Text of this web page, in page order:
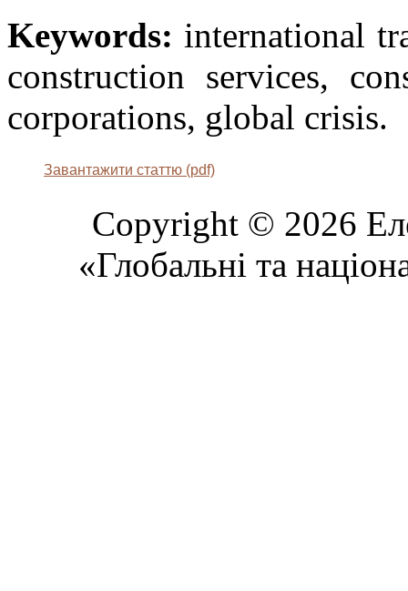
Keywords: international
construction services,
corporations, global crisis.
Завантажити статтю (pdf)
Copyright © 2026
«Глобальні та